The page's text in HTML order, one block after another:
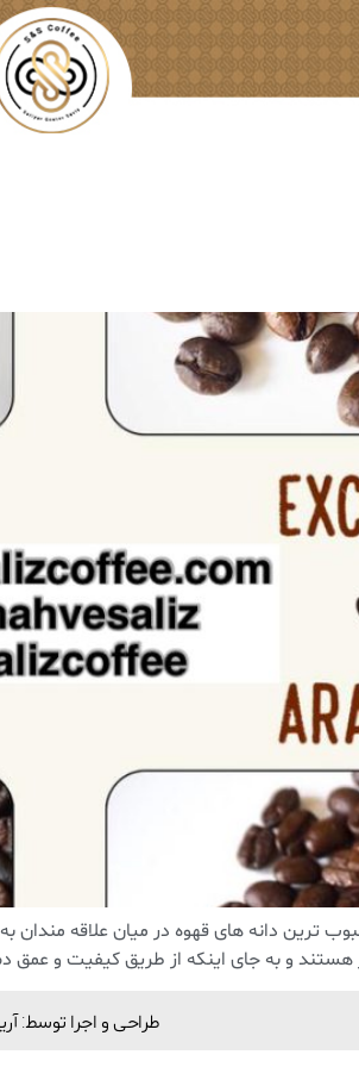
قهوه در میان علاقه مندان به قهوه است. حدود 60 درصد از قهوه
هستند و به جای اینکه از طریق کیفیت و عمق
طراحی و اجرا توسط: